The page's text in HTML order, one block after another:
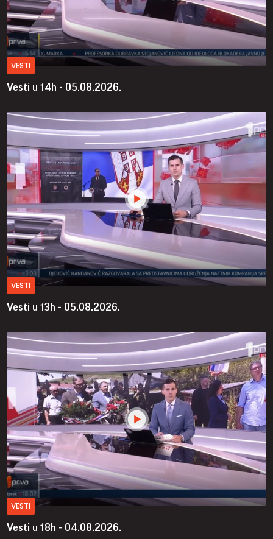
VESTI
Vesti u 14h - 05.08.2026.
VESTI
Vesti u 13h - 05.08.2026.
VESTI
Vesti u 18h - 04.08.2026.